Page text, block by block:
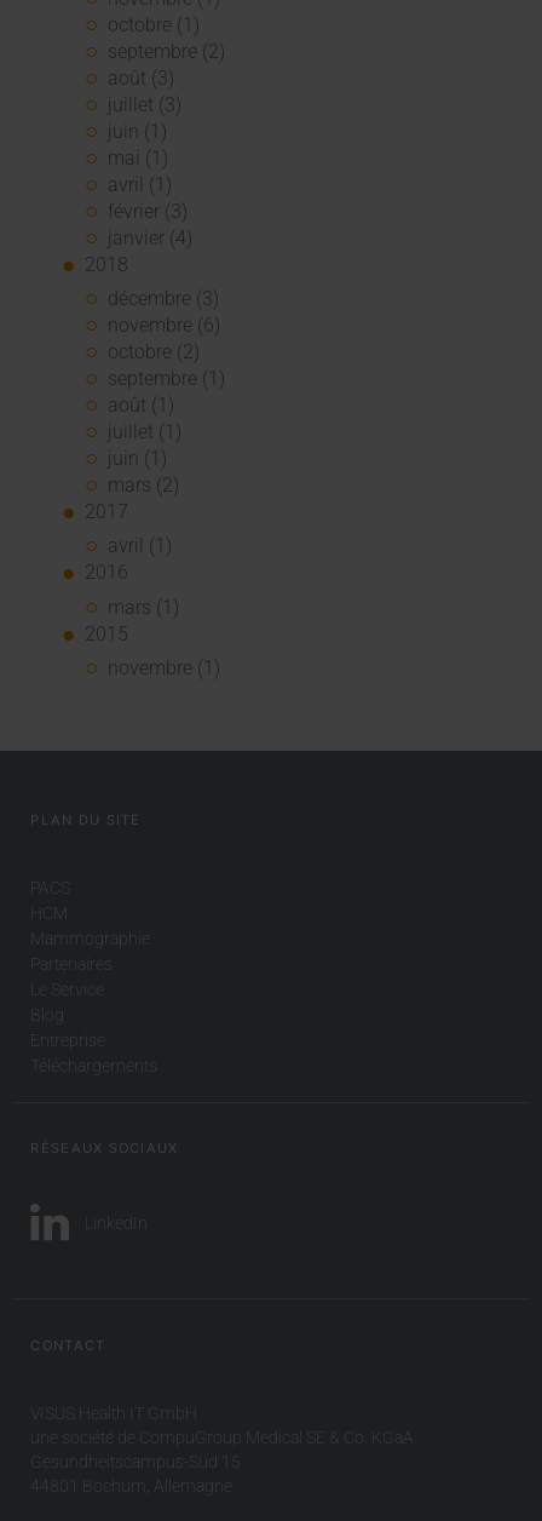
octobre (1)
septembre (2)
août (3)
juillet (3)
juin (1)
mai (1)
avril (1)
février (3)
janvier (4)
2018
décembre (3)
novembre (6)
octobre (2)
septembre (1)
août (1)
juillet (1)
juin (1)
mars (2)
2017
avril (1)
2016
mars (1)
2015
novembre (1)
PLAN DU SITE
PACS
HCM
Mammographie
Partenaires
Le Service
Blog
Entreprise
Téléchargements
RÉSEAUX SOCIAUX
LinkedIn
CONTACT
VISUS Health IT GmbH
une société de CompuGroup Medical SE & Co. KGaA
Gesundheitscampus-Süd 15
44801 Bochum, Allemagne